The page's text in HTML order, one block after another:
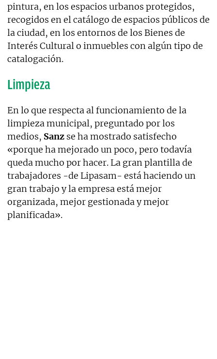
pintura, en los espacios urbanos protegidos,
recogidos en el catálogo de espacios públicos de
la ciudad, en los entornos de los Bienes de
Interés Cultural o inmuebles con algún tipo de
catalogación.
Limpieza
En lo que respecta al funcionamiento de la
limpieza municipal, preguntado por los
medios, Sanz se ha mostrado satisfecho
«porque ha mejorado un poco, pero todavía
queda mucho por hacer. La gran plantilla de
trabajadores -de Lipasam- está haciendo un
gran trabajo y la empresa está mejor
organizada, mejor gestionada y mejor
planificada».